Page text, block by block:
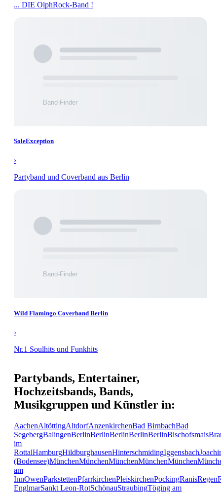
... DIE OlphRock-Band !
SoleException
›
Partyband und Coverband aus Berlin
Wild Flamingo Coverband Berlin
›
Nr.1 Soulhits und Funkhits
Partybands, Entertainer,
Hochzeitsbands, Bands,
Musikgruppen und Künstler in:
AachenAltöttingAltdorfAnzenkirchenBad BirnbachBad
SegebergBalingenBerlinBerlinBerlinBerlinBerlinBischofsmais
im
RottalHamburgHildburghausenHinterschmidingIggensbach
(Bodensee)MünchenMünchenMünchenMünchenMünchen
am
InnOwenParkstettenPfarrkirchenPleiskirchenPockingRanisRegen
EnglmarSankt Leon-RotSchönauStraubingTöging am